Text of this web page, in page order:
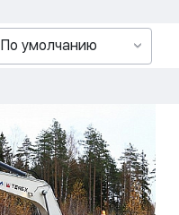
По умолчанию